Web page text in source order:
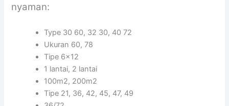
nyaman:
Type 30 60, 32 30, 40 72
Ukuran 60, 78
Tipe 6×12
1 lantai, 2 lantai
100m2, 200m2
Tipe 21, 36, 42, 45, 47, 49